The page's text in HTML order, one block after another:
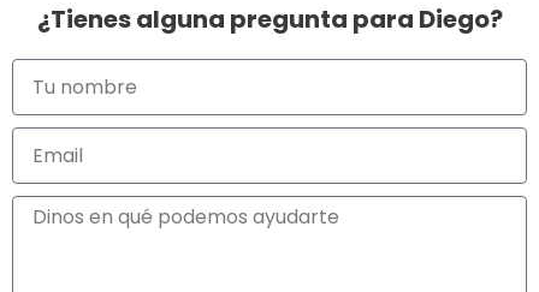
¿Tienes alguna pregunta para Diego?